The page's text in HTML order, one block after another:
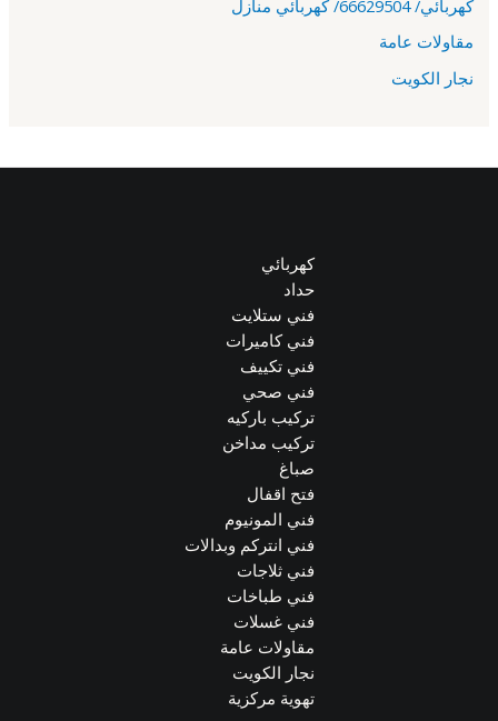
كهربائي/ 66629504/ كهربائي منازل
مقاولات عامة
نجار الكويت
كهربائي
حداد
فني ستلايت
فني كاميرات
فني تكييف
فني صحي
تركيب باركيه
تركيب مداخن
صباغ
فتح اقفال
فني المونيوم
فني انتركم وبدالات
فني ثلاجات
فني طباخات
فني غسلات
مقاولات عامة
نجار الكويت
تهوية مركزية